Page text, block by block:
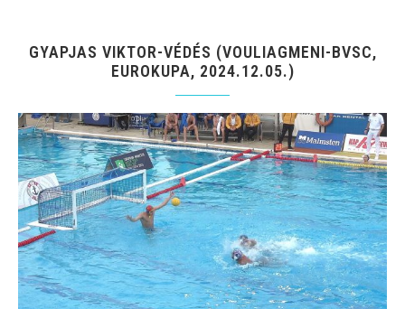
GYAPJAS VIKTOR-VÉDÉS (VOULIAGMENI-BVSC,
EUROKUPA, 2024.12.05.)